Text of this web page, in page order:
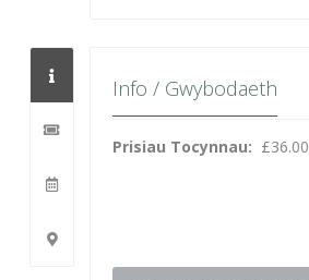
Info / Gwybodaeth
Prisiau Tocynnau: £36.00